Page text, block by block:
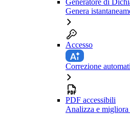
Genera
Accesso
Correzione
PDF accessibili
Analizza e